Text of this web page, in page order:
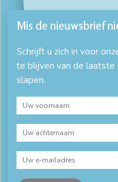
Mis de nieuwsbrief
Schrijft u zich in voor
te blijven van de
slapen.